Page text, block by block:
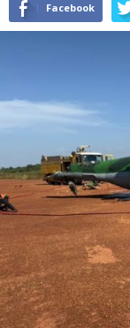
Facebook